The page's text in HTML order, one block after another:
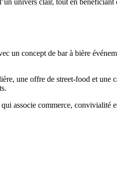
un concept de bar à bière
une offre de street-food et une
associe commerce, convivialité